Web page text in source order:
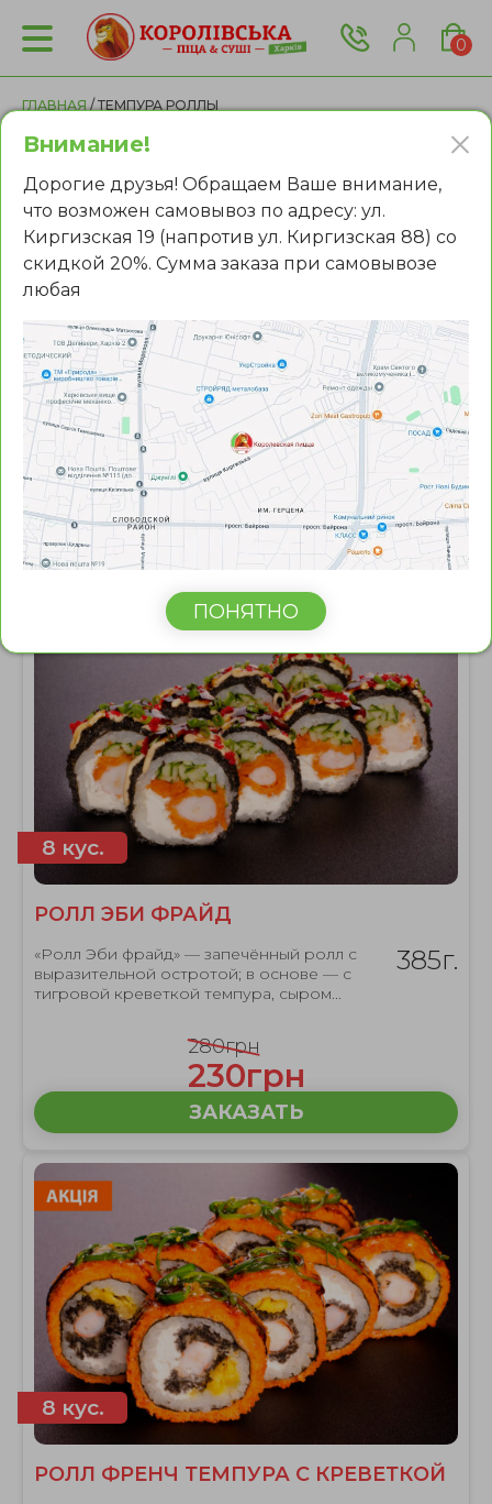
0
ГЛАВНАЯ/ ТЕМПУРА РОЛЛЫ
Роллы с доставкой
Фильтры:
Популярное
Маки роллы
Кранч роллы
Футомаки роллы
Роллы с лососем
Роллы с угрём
Роллы с креветкой
Сладкие роллы
Роллы Филадельфия
Роллы Калифорния
Сортировать по:
8 кус.
РОЛЛ ЭБИ ФРАЙД
«Ролл Эби фрайд» — запечённый ролл с
выразительной остротой; в основе — с
тигровой креветкой темпура, сыром...
385г.
280грн
230грн
ЗАКАЗАТЬ
8 кус.
РОЛЛ ФРЕНЧ ТЕМПУРА С КРЕВЕТКОЙ
Внимание!
Дорогие друзья! Обращаем Ваше внимание,
что возможен самовывоз по адресу: ул.
Киргизская 19 (напротив ул. Киргизская 88) со
скидкой 20%. Сумма заказа при самовывозе
любая
ПОНЯТНО